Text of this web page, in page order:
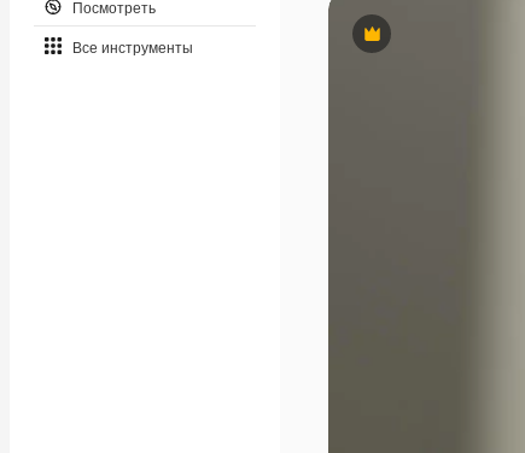
Посмотреть
Все инструменты
Премиум